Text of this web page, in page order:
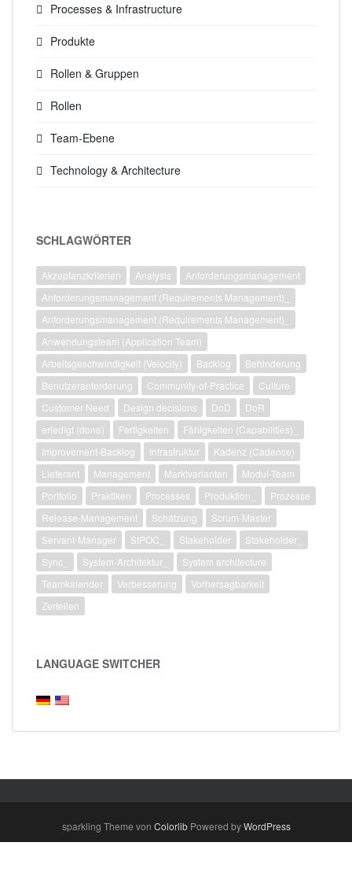
Processes & Infrastructure
Produkte
Rollen & Gruppen
Rollen
Team-Ebene
Technology & Architecture
SCHLAGWÖRTER
Akzeptanzkriterien Analysis
Anforderungsmanagement
Anforderungsmanagement (Requirements Management)_
Anforderungsmanagement (Requirements Management)_
Anwendungsteam (Application Team)
Arbeitsgeschwindigkeit (Velocity)
Backlog
Behinderung
Benutzeranforderung
Community-of-Practice
Culture
Customer Need
Design decisions DoD
DoR
erledigt (done)
Fertigkeiten
Fähigkeiten (Capabilities)_
Improvement-Backlog
Infrastruktur
Kadenz (Cadence)
Lieferant
Management Marktvarianten
Modul-Team
Portfolio
Praktiken Processes Produktion_
Prozesse
Release-Management
Schätzung
Scrum-Master
Servant-Manager
SIPOC_ Stakeholder
Stakeholder_
Sync_
System-Architektur_
System architecture
Teamkalender
Verbesserung
Vorhersagbarkeit
Zerteilen
LANGUAGE SWITCHER
sparkling Theme von ColorlibPowered byWordPress